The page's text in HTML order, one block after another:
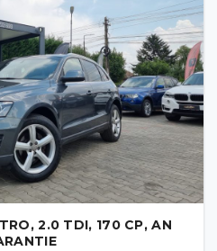
2.0 TDI, 170 CP, AN